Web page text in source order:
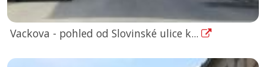
Vackova - pohled od Slovinské ulice k...